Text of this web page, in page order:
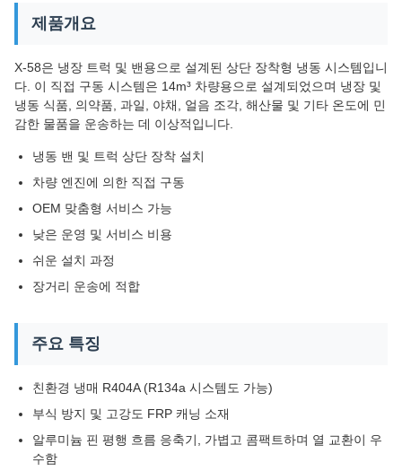
제품개요
X-58은 냉장 트럭 및 밴용으로 설계된 상단 장착형 냉동 시스템입니
다. 이 직접 구동 시스템은 14m³ 차량용으로 설계되었으며 냉장 및
냉동 식품, 의약품, 과일, 야채, 얼음 조각, 해산물 및 기타 온도에 민
감한 물품을 운송하는 데 이상적입니다.
냉동 밴 및 트럭 상단 장착 설치
차량 엔진에 의한 직접 구동
OEM 맞춤형 서비스 가능
낮은 운영 및 서비스 비용
쉬운 설치 과정
장거리 운송에 적합
주요 특징
친환경 냉매 R404A (R134a 시스템도 가능)
부식 방지 및 고강도 FRP 캐닝 소재
알루미늄 핀 평행 흐름 응축기, 가볍고 콤팩트하며 열 교환이 우
수함